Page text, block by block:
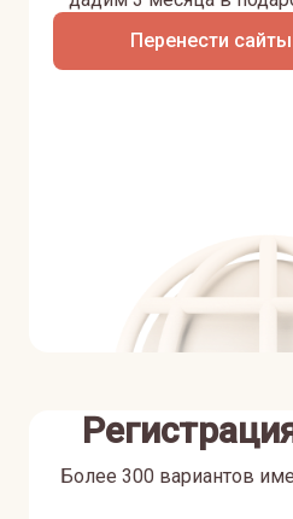
Перенести
Более 300 вариантов